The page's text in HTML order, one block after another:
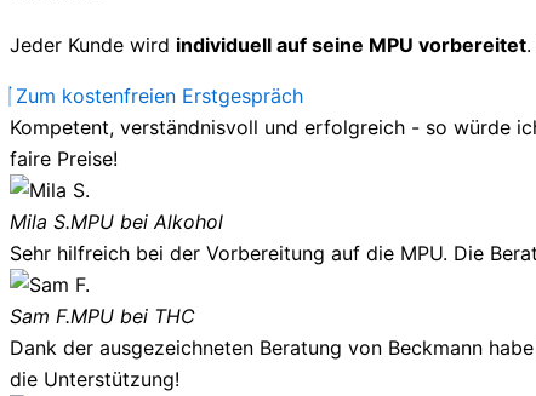
Jeder Kunde wird individuell auf seine MPU vorbereitet.
Zum kostenfreien Erstgespräch
Kompetent, verständnisvoll und erfolgreich - so würde
faire Preise!
Mila S.MPU bei Alkohol
Sehr hilfreich bei der Vorbereitung auf die MPU. Die
Sam F.MPU bei THC
Dank der ausgezeichneten Beratung von Beckmann
die Unterstützung!